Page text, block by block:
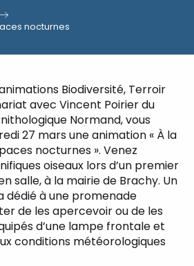
nocturnes
Biodiversité, Terroir
avec Vincent Poirier du
Normand, vous
27 mars une animation « À la
nocturnes ». Venez
oiseaux lors d’un premier
salle, à la mairie de Brachy. Un
dédié à une promenade
de les apercevoir ou de les
d’une lampe frontale et
conditions météorologiques